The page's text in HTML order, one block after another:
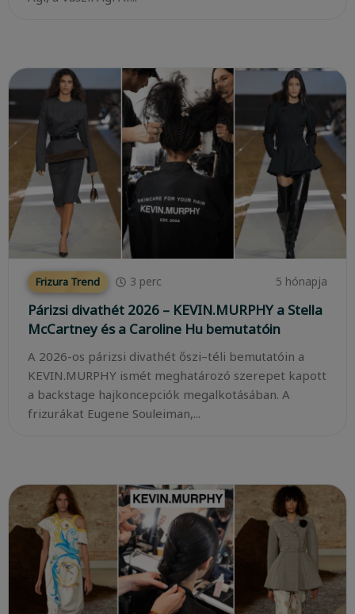
Frizura Trend 3 perc 5 hónapja
Párizsi divathét 2026 – KEVIN.MURPHY a Stella
McCartney és a Caroline Hu bemutatóin
A 2026-os párizsi divathét őszi–téli bemutatóin a
KEVIN.MURPHY ismét meghatározó szerepet kapott
a backstage hajkoncepciók megalkotásában. A
frizurákat Eugene Souleiman,...